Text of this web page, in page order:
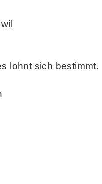
lohnt sich bestimmt.